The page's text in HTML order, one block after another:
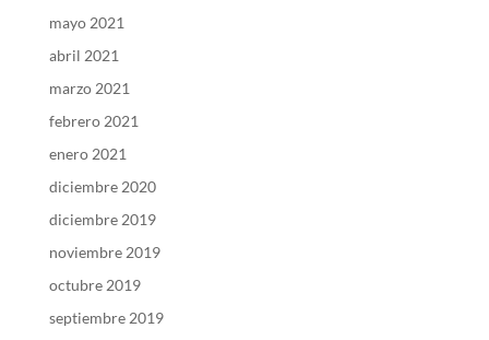
mayo 2021
abril 2021
marzo 2021
febrero 2021
enero 2021
diciembre 2020
diciembre 2019
noviembre 2019
octubre 2019
septiembre 2019